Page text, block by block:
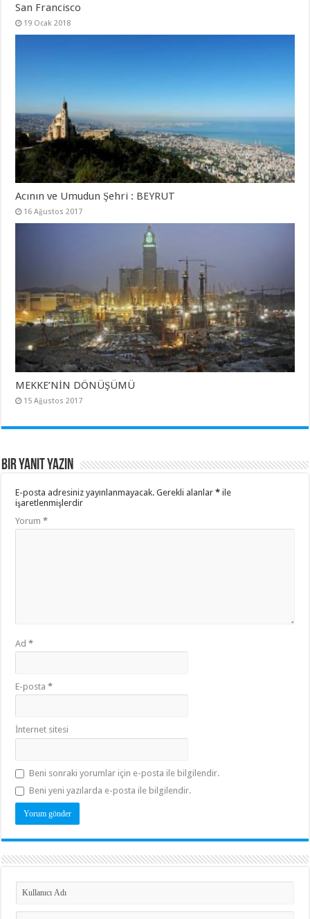
San Francisco
19 Ocak 2018
Acının ve Umudun Şehri : BEYRUT
16 Ağustos 2017
MEKKE’NİN DÖNÜŞÜMÜ
15 Ağustos 2017
Bir yanıt yazın
E-posta adresiniz yayınlanmayacak. Gerekli alanlar* ile
işaretlenmişlerdir
Yorum*
Ad*
E-posta*
İnternet sitesi
Beni sonraki yorumlar için e-posta ile bilgilendir.
Beni yeni yazılarda e-posta ile bilgilendir.